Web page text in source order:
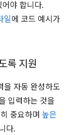
야 합니다.
일에 코드 예시가
록 지원
을 자동 완성하도
입력하는 것을
중요하며 높은
다.